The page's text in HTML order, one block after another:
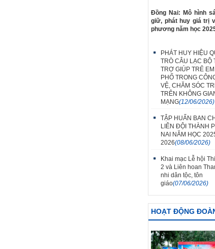
Đồng Nai: Mô hình
giữ, phát huy giá trị
phương năm học
PHÁT HUY HIỆU
TRÒ CÂU LẠC BỘ
TRỢ GIÚP TRẺ
PHỐ TRONG
VỆ, CHĂM SÓC
TRÊN KHÔNG
MẠNG(12/06/2026)
TẬP HUẤN BAN
LIÊN ĐỘI THÀNH
NAI NĂM HỌC
2026(08/06/2026)
Khai mạc Lễ hội
2 và Liên hoan
nhi dân tộc, tôn
giáo(07/06/2026)
HOẠT ĐỘNG